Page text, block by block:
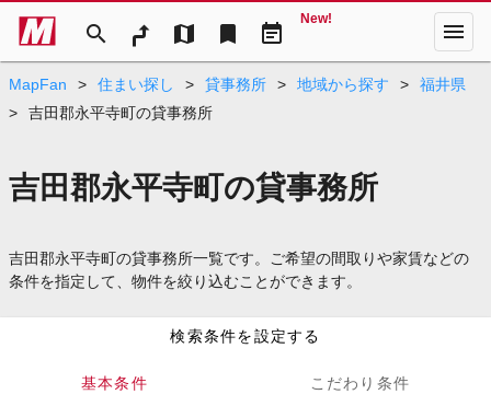
search map bookmark event_note
New! menu
MapFan > 住まい探し > 貸事務所 > 地域から探す >
福井県
>
吉田郡永平寺町の貸事務所
吉田郡永平寺町の貸事務所
吉田郡永平寺町の貸事務所一覧です。ご希望の間取りや家賃などの
条件を指定して、物件を絞り込むことができます。
検索条件を設定する
基本条件 こだわり条件